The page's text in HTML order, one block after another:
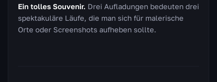
Ein tolles Souvenir. Drei Aufladungen bedeuten drei
spektakuläre Läufe, die man sich für malerische
Orte oder Screenshots aufheben sollte.